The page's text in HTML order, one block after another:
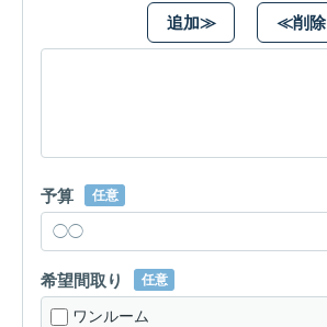
追加≫ ≪削除
予算 任意
希望間取り 任意
ワンルーム